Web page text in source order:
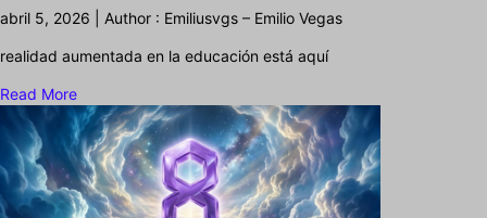
abril 5, 2026 | Author : Emiliusvgs – Emilio Vegas
realidad aumentada en la educación está aquí
Read More